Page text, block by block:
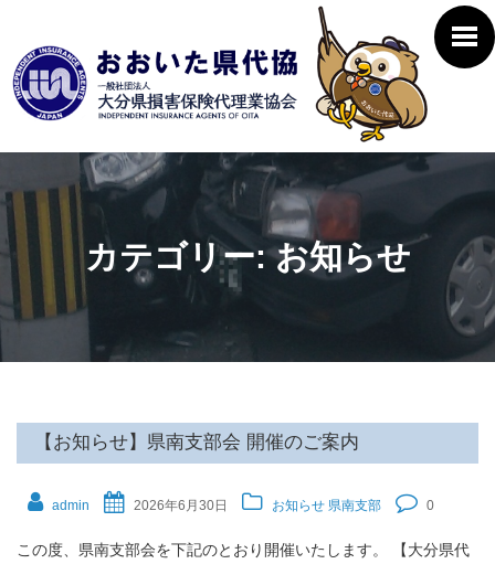
カテゴリー:お知らせ
【お知らせ】県南支部会 開催のご案内
admin 2026年6月30日 お知らせ 県南支部 0
この度、県南支部会を下記のとおり開催いたします。 【大分県代